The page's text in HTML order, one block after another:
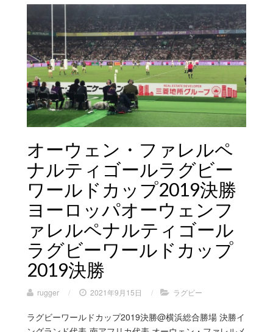
オーウェン・ファレルペ
ナルティゴールラグビー
ワールドカップ2019決勝
ヨーロッパオーウェンフ
ァレルペナルティゴール
ラグビーワールドカップ
2019決勝
rugger / 2021年9月15日 / ラグビー
ラグビーワールドカップ2019決勝@横浜総合勝場 決勝イ